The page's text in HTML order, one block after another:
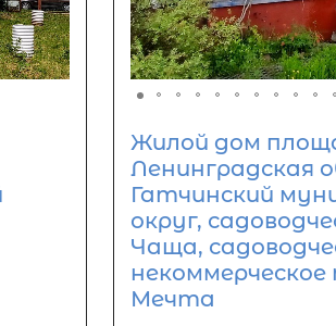
Жилой дом
Ленинградская
Гатчинский
округ,
Чаща,
Мечта